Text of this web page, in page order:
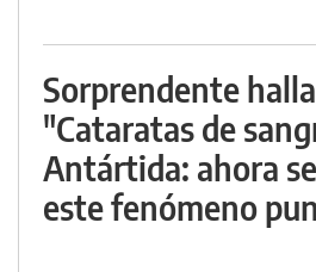
Sorprendente
"Cataratas de
Antártida: ahora
este fenómeno